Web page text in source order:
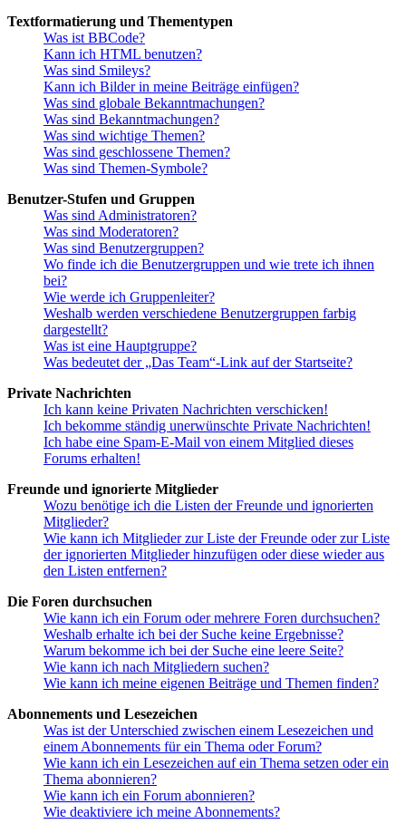
Textformatierung und Thementypen
Was ist BBCode?
Kann ich HTML benutzen?
Was sind Smileys?
Kann ich Bilder in meine Beiträge einfügen?
Was sind globale Bekanntmachungen?
Was sind Bekanntmachungen?
Was sind wichtige Themen?
Was sind geschlossene Themen?
Was sind Themen-Symbole?
Benutzer-Stufen und Gruppen
Was sind Administratoren?
Was sind Moderatoren?
Was sind Benutzergruppen?
Wo finde ich die Benutzergruppen und wie trete ich ihnen
bei?
Wie werde ich Gruppenleiter?
Weshalb werden verschiedene Benutzergruppen farbig
dargestellt?
Was ist eine Hauptgruppe?
Was bedeutet der „Das Team“-Link auf der Startseite?
Private Nachrichten
Ich kann keine Privaten Nachrichten verschicken!
Ich bekomme ständig unerwünschte Private Nachrichten!
Ich habe eine Spam-E-Mail von einem Mitglied dieses
Forums erhalten!
Freunde und ignorierte Mitglieder
Wozu benötige ich die Listen der Freunde und ignorierten
Mitglieder?
Wie kann ich Mitglieder zur Liste der Freunde oder zur Liste
der ignorierten Mitglieder hinzufügen oder diese wieder aus
den Listen entfernen?
Die Foren durchsuchen
Wie kann ich ein Forum oder mehrere Foren durchsuchen?
Weshalb erhalte ich bei der Suche keine Ergebnisse?
Warum bekomme ich bei der Suche eine leere Seite?
Wie kann ich nach Mitgliedern suchen?
Wie kann ich meine eigenen Beiträge und Themen finden?
Abonnements und Lesezeichen
Was ist der Unterschied zwischen einem Lesezeichen und
einem Abonnements für ein Thema oder Forum?
Wie kann ich ein Lesezeichen auf ein Thema setzen oder ein
Thema abonnieren?
Wie kann ich ein Forum abonnieren?
Wie deaktiviere ich meine Abonnements?